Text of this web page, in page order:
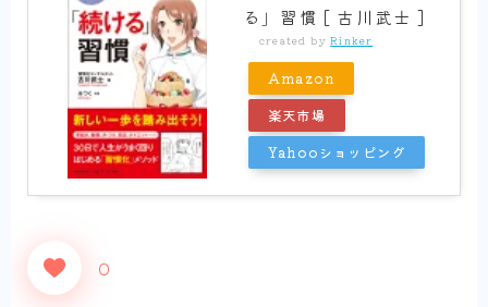
る」習慣 [ 古川武士 ]
created byRinker
Amazon
楽天市場
Yahooショッピング
0